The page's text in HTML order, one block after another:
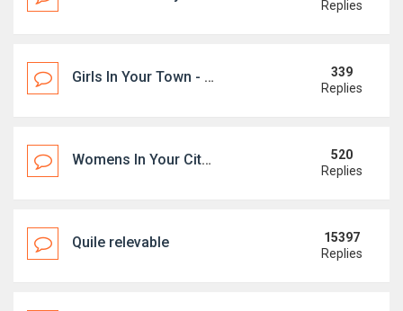
Replies
Girls In Your Town - Anonymous Casual Dating - No Selfie
339
Replies
Womens In Your City - Anonymous Adult Dating - No Verify
520
Replies
Quile relevable
15397
Replies